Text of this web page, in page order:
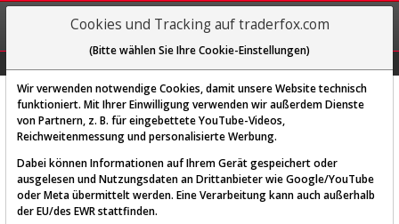
REGIS-
TRIEREN
Diese Funktion ist nur für
Cookies und Tracking auf traderfox.com
(Bitte wählen Sie Ihre Cookie-Einstellungen)
Wir verwenden notwendige Cookies, damit unsere Website technisch
funktioniert. Mit Ihrer Einwilligung verwenden wir außerdem Dienste
von Partnern, z. B. für eingebettete YouTube-Videos,
Reichweitenmessung und personalisierte Werbung.
Dabei können Informationen auf Ihrem Gerät gespeichert oder
ausgelesen und Nutzungsdaten an Drittanbieter wie Google/YouTube
oder Meta übermittelt werden. Eine Verarbeitung kann auch außerhalb
der EU/des EWR stattfinden.